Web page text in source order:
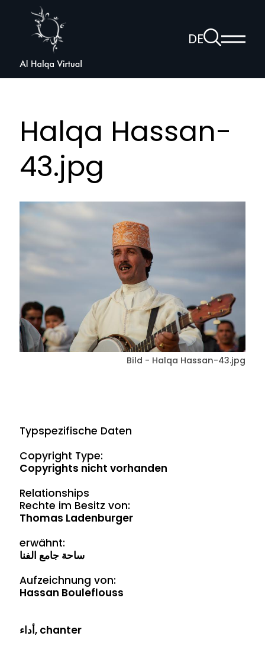
Halqa
DEZur
Suchseite
Halqa Hassan-
43.jpg
Bild - Halqa Hassan-43.jpg
Typspezifische Daten
Copyright Type:
Copyrights nicht vorhanden
Relationships
Rechte im Besitz von:
Thomas Ladenburger
erwähnt:
ساحة جامع الفنا
Aufzeichnung von:
Hassan Bouleflouss
أداء, chanter